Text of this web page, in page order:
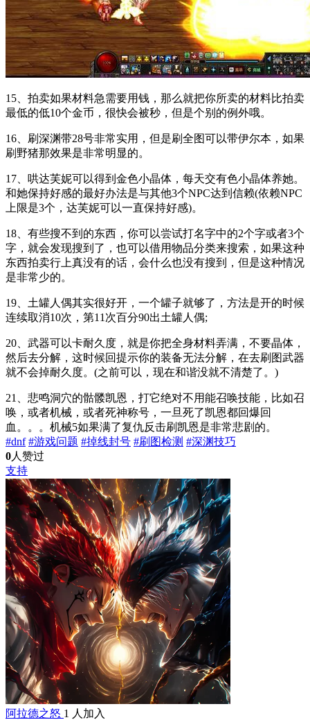
15、拍卖如果材料急需要用钱，那么就把你所卖的材料比拍卖
最低的低10个金币，很快会被秒，但是个别的例外哦。
16、刷深渊带28号非常实用，但是刷全图可以带伊尔本，如果
刷野猪那效果是非常明显的。
17、哄达芙妮可以得到金色小晶体，每天交有色小晶体养她。
和她保持好感的最好办法是与其他3个NPC达到信赖(依赖NPC
上限是3个，达芙妮可以一直保持好感)。
18、有些搜不到的东西，你可以尝试打名字中的2个字或者3个
字，就会发现搜到了，也可以借用物品分类来搜索，如果这种
东西拍卖行上真没有的话，会什么也没有搜到，但是这种情况
是非常少的。
19、土罐人偶其实很好开，一个罐子就够了，方法是开的时候
连续取消10次，第11次百分90出土罐人偶;
20、武器可以卡耐久度，就是你把全身材料弄满，不要晶体，
然后去分解，这时候回提示你的装备无法分解，在去刷图武器
就不会掉耐久度。(之前可以，现在和谐没就不清楚了。)
21、悲鸣洞穴的骷髅凯恩，打它绝对不用能召唤技能，比如召
唤，或者机械，或者死神称号，一旦死了凯恩都回爆回
血。。。机械5如果满了复仇反击刷凯恩是非常悲剧的。
#dnf #游戏问题 #掉线封号 #刷图检测 #深渊技巧
0人赞过
支持
阿拉德之怒 1 人加入